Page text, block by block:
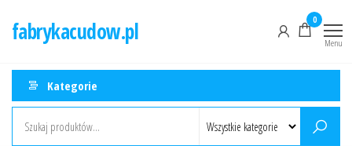
fabrykacudow.pl 0
Menu
Kategorie